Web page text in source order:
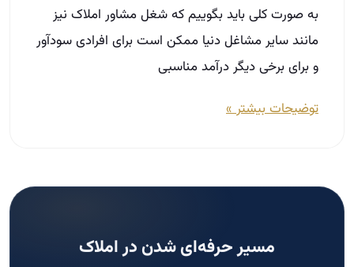
به صورت کلی باید بگوییم که شغل مشاور املاک نیز
مانند سایر مشاغل دنیا ممکن است برای افرادی سودآور
و برای برخی دیگر درآمد مناسبی
توضیحات بیشتر »
مسیر حرفه‌ای شدن در املاک